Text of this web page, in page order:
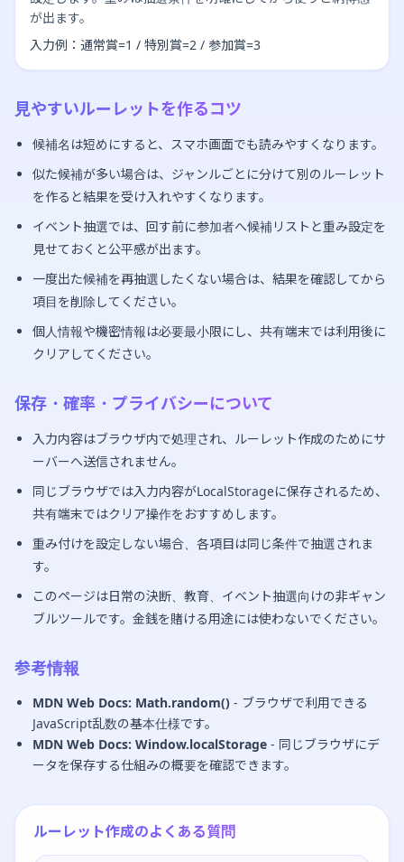
が出ます。
入力例：通常賞=1 / 特別賞=2 / 参加賞=3
見やすいルーレットを作るコツ
候補名は短めにすると、スマホ画面でも読みやすくなります。
似た候補が多い場合は、ジャンルごとに分けて別のルーレット
を作ると結果を受け入れやすくなります。
イベント抽選では、回す前に参加者へ候補リストと重み設定を
見せておくと公平感が出ます。
一度出た候補を再抽選したくない場合は、結果を確認してから
項目を削除してください。
個人情報や機密情報は必要最小限にし、共有端末では利用後に
クリアしてください。
保存・確率・プライバシーについて
入力内容はブラウザ内で処理され、ルーレット作成のためにサ
ーバーへ送信されません。
同じブラウザでは入力内容がLocalStorageに保存されるため、
共有端末ではクリア操作をおすすめします。
重み付けを設定しない場合、各項目は同じ条件で抽選されま
す。
このページは日常の決断、教育、イベント抽選向けの非ギャン
ブルツールです。金銭を賭ける用途には使わないでください。
参考情報
MDN Web Docs: Math.random() - ブラウザで利用できる
JavaScript乱数の基本仕様です。
MDN Web Docs: Window.localStorage - 同じブラウザにデ
ータを保存する仕組みの概要を確認できます。
ルーレット作成のよくある質問